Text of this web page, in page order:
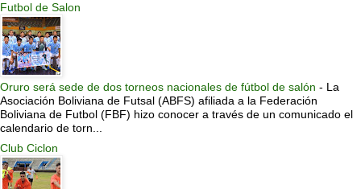
Futbol de Salon
Oruro será sede de dos torneos nacionales de fútbol de salón - La
Asociación Boliviana de Futsal (ABFS) afiliada a la Federación
Boliviana de Futbol (FBF) hizo conocer a través de un comunicado el
calendario de torn...
Club Ciclon